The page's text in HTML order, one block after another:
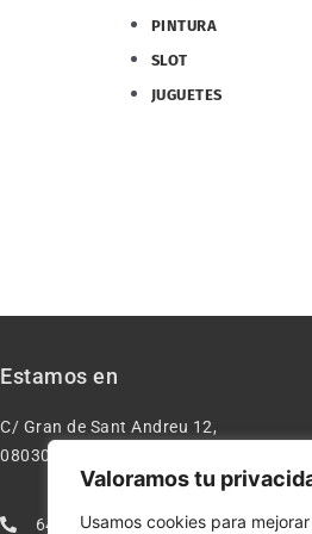
Valoramos tu
Usamos cookies para
PINTURA
SLOT
JUGUETES
Estamos en
C/ Gran de Sant Andreu 12,
08030 – Barcelona España
640277962